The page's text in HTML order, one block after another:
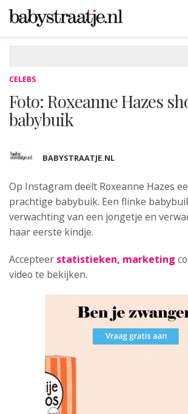
CELEBS
Foto: Roxeanne Hazes
babybuik
BABYSTRAATJE.NL
Op Instagram deelt Roxeanne Hazes
prachtige babybuik. Een flinke
verwachting van een jongetje en
haar eerste kindje.
Accepteer statistieken, marketing
video te bekijken.